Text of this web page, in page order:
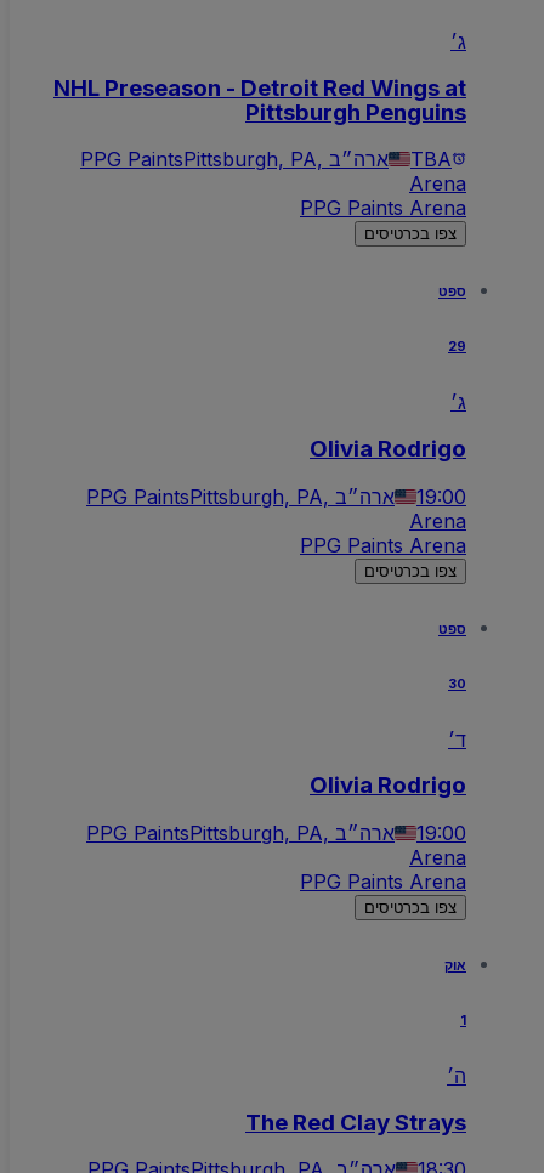
NHL Preseason - Detroit Red Wings at
Pittsburgh Penguins
TBA Pittsburgh, PA, ארה״ב
PPG Paints
Arena
PPG Paints Arena
צפו בכרטיסים
ספט
29
ג׳
Olivia Rodrigo
19:00 Pittsburgh, PA, ארה״ב
PPG Paints
Arena
PPG Paints Arena
צפו בכרטיסים
ספט
30
ד׳
Olivia Rodrigo
19:00 Pittsburgh, PA, ארה״ב
PPG Paints
Arena
PPG Paints Arena
צפו בכרטיסים
אוק
ה׳
The Red Clay Strays